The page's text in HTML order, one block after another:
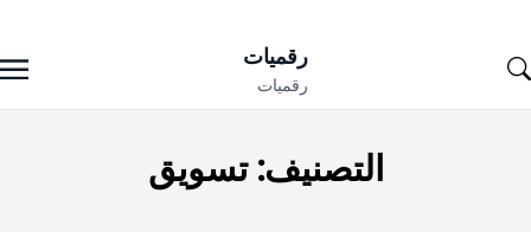
to
رقميات
رقميات
التصنيف:تسويق